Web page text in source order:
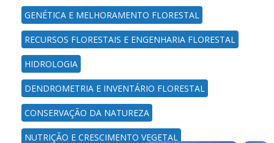
GENÉTICA E MELHORAMENTO FLORESTAL
RECURSOS FLORESTAIS E ENGENHARIA FLORESTAL
HIDROLOGIA
DENDROMETRIA E INVENTÁRIO FLORESTAL
CONSERVAÇÃO DA NATUREZA
NUTRIÇÃO E CRESCIMENTO VEGETAL